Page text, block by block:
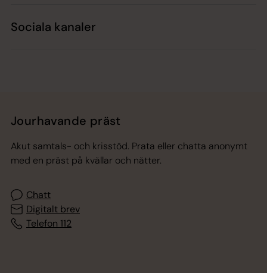
Sociala kanaler
Jourhavande präst
Akut samtals- och krisstöd. Prata eller chatta anonymt
med en präst på kvällar och nätter.
Chatt
Digitalt brev
Telefon 112